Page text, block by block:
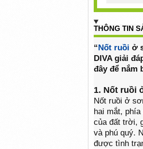
THÔNG TIN
“Nốt ruồi ở
DIVA giải
đây để nắm
1. Nốt ruồi
Nốt ruồi ở
hai mắt,
của đất trời,
và phú quý.
được tình